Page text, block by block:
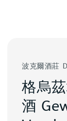
波克爾酒莊
格烏
酒